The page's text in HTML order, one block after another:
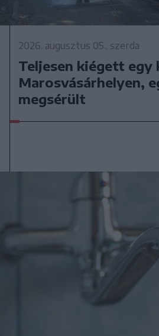
2026. augusztus 05., szerda
Teljesen kiégett
Marosvásárhelyen,
megsérült